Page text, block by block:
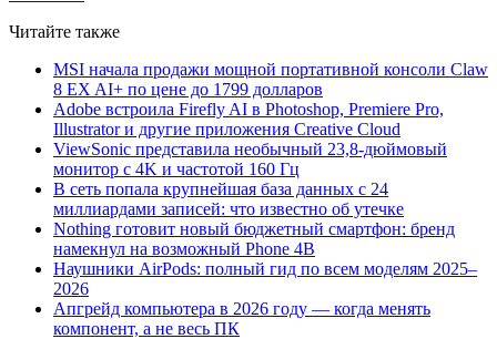
Читайте также
MSI начала продажи мощной портативной консоли Claw
8 EX AI+ по цене до 1799 долларов
Adobe встроила Firefly AI в Photoshop, Premiere Pro,
Illustrator и другие приложения Creative Cloud
ViewSonic представила необычный 23,8-дюймовый
монитор с 4K и частотой 160 Гц
В сеть попала крупнейшая база данных с 24
миллиардами записей: что известно об утечке
Nothing готовит новый бюджетный смартфон: бренд
намекнул на возможный Phone 4B
Наушники AirPods: полный гид по всем моделям 2025–
2026
Апгрейд компьютера в 2026 году — когда менять
компонент, а не весь ПК